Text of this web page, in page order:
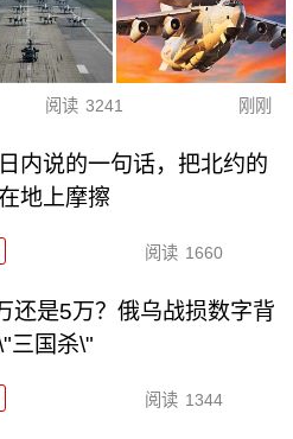
阅读 3241 刚刚
内说的一句话，把北约的
地上摩擦
阅读 1660
还是5万？俄乌战损数字背
三国杀\"
阅读 1344